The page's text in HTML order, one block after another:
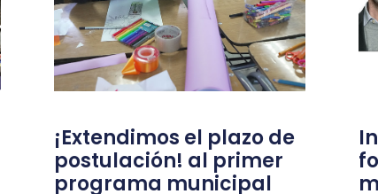
¡Extendimos el plazo de
postulación! al primer
programa municipal